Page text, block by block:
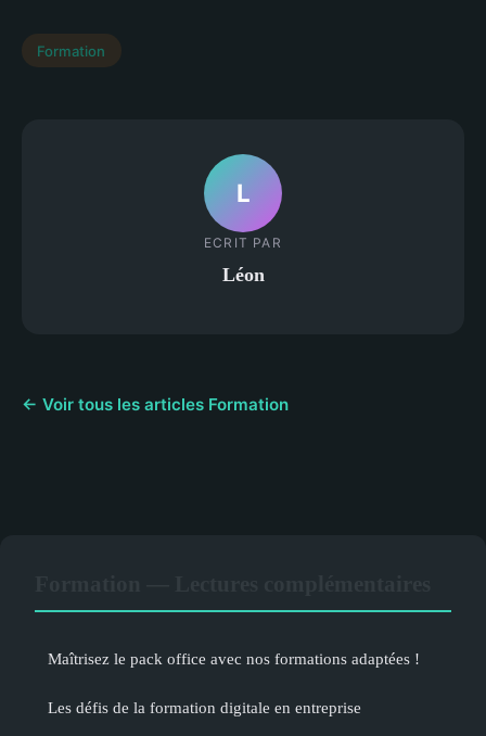
Formation
L
ECRIT PAR
Léon
← Voir tous les articles Formation
Maîtrisez le pack office avec nos formations adaptées !
Les défis de la formation digitale en entreprise